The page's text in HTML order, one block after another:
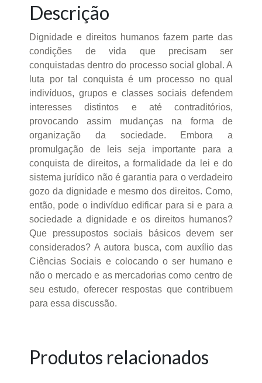
Descrição
Dignidade e direitos humanos fazem parte das
condições de vida que precisam ser
conquistadas dentro do processo social global. A
luta por tal conquista é um processo no qual
indivíduos, grupos e classes sociais defendem
interesses distintos e até contraditórios,
provocando assim mudanças na forma de
organização da sociedade. Embora a
promulgação de leis seja importante para a
conquista de direitos, a formalidade da lei e do
sistema jurídico não é garantia para o verdadeiro
gozo da dignidade e mesmo dos direitos. Como,
então, pode o indivíduo edificar para si e para a
sociedade a dignidade e os direitos humanos?
Que pressupostos sociais básicos devem ser
considerados? A autora busca, com auxílio das
Ciências Sociais e colocando o ser humano e
não o mercado e as mercadorias como centro de
seu estudo, oferecer respostas que contribuem
para essa discussão.
Produtos relacionados